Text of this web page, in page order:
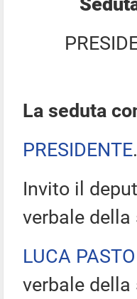
La seduta
PRESIDENTE
Invito il
verbale della
LUCA
verbale